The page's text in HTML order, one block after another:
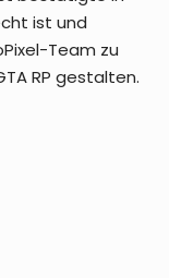
ist und
Team zu
RP gestalten.